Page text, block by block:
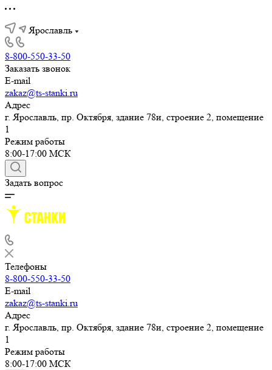
Ярославль
8-800-550-33-50
Заказать звонок
E-mail
zakaz@ts-stanki.ru
Адрес
г. Ярославль, пр. Октября, здание 78и, строение 2, помещение
1
Режим работы
8:00-17:00 МСК
Задать вопрос
Телефоны
8-800-550-33-50
E-mail
zakaz@ts-stanki.ru
Адрес
г. Ярославль, пр. Октября, здание 78и, строение 2, помещение
1
Режим работы
8:00-17:00 МСК